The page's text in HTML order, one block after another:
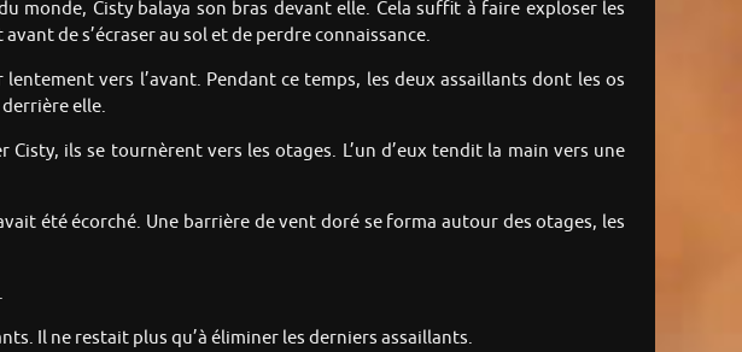
monde, Cisty balaya son bras devant elle. Cela suffit à faire exploser les
de s’écraser au sol et de perdre connaissance.
vers l’avant. Pendant ce temps, les deux assaillants dont les os
elle.
ils se tournèrent vers les otages. L’un d’eux tendit la main vers une
été écorché. Une barrière de vent doré se forma autour des otages, les
Il ne restait plus qu’à éliminer les derniers assaillants.